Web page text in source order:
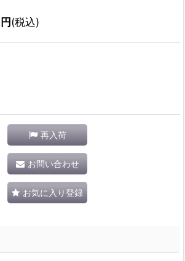
円(税込)
再入荷
お問い合わせ
お気に入り登録